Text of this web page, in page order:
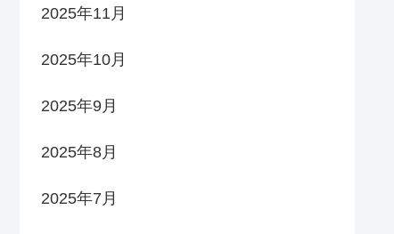
2025年11月
2025年10月
2025年9月
2025年8月
2025年7月